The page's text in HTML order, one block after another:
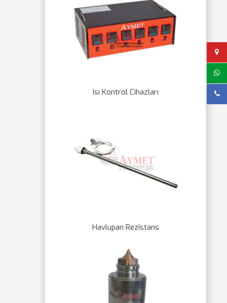
Isı Kontrol Cihazları
Havlupan Rezistans